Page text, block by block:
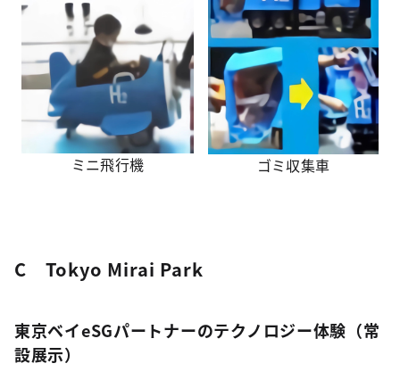
ミニ飛行機 ゴミ収集車
C Tokyo Mirai Park
東京ベイeSGパートナーのテクノロジー体験（常
設展示）